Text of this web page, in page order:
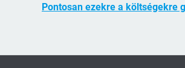
Pontosan ezekre a költségekre